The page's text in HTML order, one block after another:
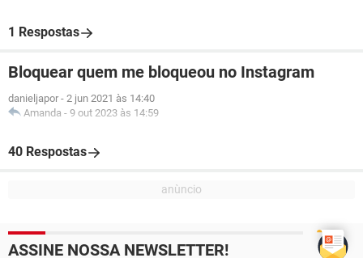
1 Respostas
Bloquear quem me bloqueou no Instagram
danieljapor - 2 jun 2021 às 14:40
Amanda - 9 out 2023 às 14:59
40 Respostas
ASSINE NOSSA NEWSLETTER!